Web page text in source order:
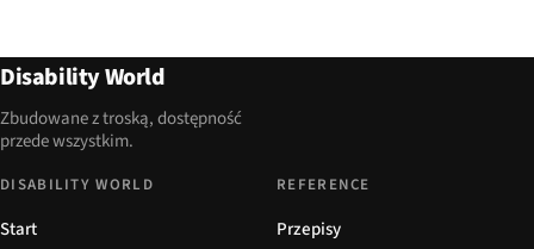
Disability World
Zbudowane z troską, dostępność
przede wszystkim.
DISABILITY WORLD
Start
REFERENCE
Przepisy